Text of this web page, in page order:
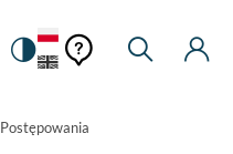
Zmiana
na
kontrastową
Pomoc
kontekstowa
Pomoc
Moje
Postępowania